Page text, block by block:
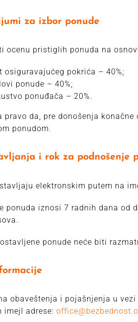
za izbor ponude
ocenu pristiglih ponuda na
osiguravajućeg pokrića – 40%;
ponude – 40%;
ponuđača – 20%.
pravo da, pre donošenja
ponudom.
i rok za podnošenje
elektronskim putem na
ponuda iznosi 7 radnih dana
ponude neće biti
obaveštenja i pojašnjenja u
imejl adrese: